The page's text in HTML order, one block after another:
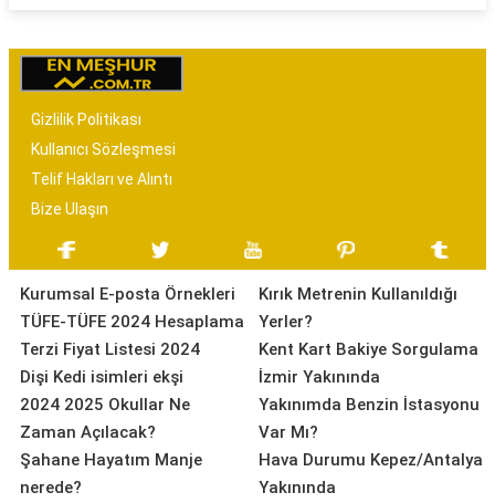
Gizlilik Politikası
Kullanıcı Sözleşmesi
Telif Hakları ve Alıntı
Bize Ulaşın
Kurumsal E-posta Örnekleri
TÜFE-TÜFE 2024 Hesaplama
Terzi Fiyat Listesi 2024
Dişi Kedi isimleri ekşi
2024 2025 Okullar Ne
Zaman Açılacak?
Şahane Hayatım Manje
nerede?
Kırık Metrenin Kullanıldığı
Yerler?
Kent Kart Bakiye Sorgulama
İzmir Yakınında
Yakınımda Benzin İstasyonu
Var Mı?
Hava Durumu Kepez/Antalya
Yakınında